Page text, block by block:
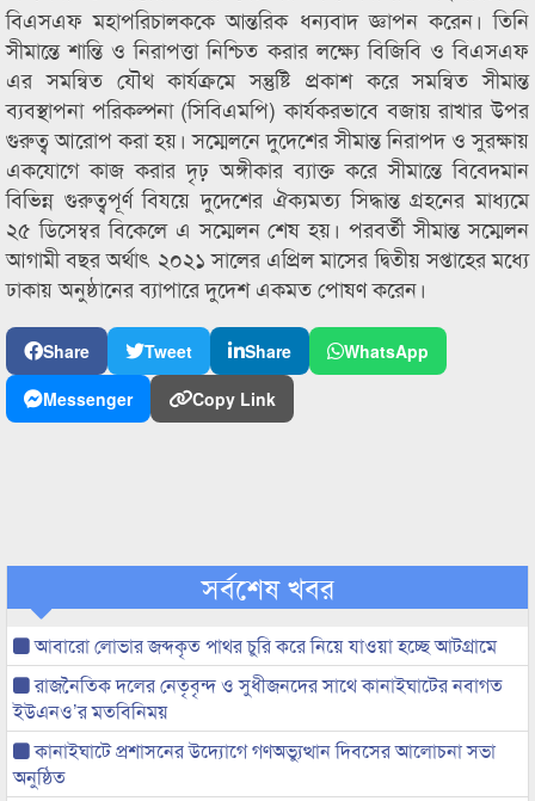
বিএসএফ মহাপরিচালককে আন্তরিক ধন্যবাদ জ্ঞাপন করেন। তিনি
সীমান্তে শান্তি ও নিরাপত্তা নিশ্চিত করার লক্ষ্যে বিজিবি ও বিএসএফ
এর সমন্বিত যৌথ কার্যক্রমে সন্তুষ্টি প্রকাশ করে সমন্বিত সীমান্ত
ব্যবস্থাপনা পরিকল্পনা (সিবিএমপি) কার্যকরভাবে বজায় রাখার উপর
গুরুত্ব আরোপ করা হয়। সম্মেলনে দুদেশের সীমান্ত নিরাপদ ও সুরক্ষায়
একযোগে কাজ করার দৃঢ় অঙ্গীকার ব্যাক্ত করে সীমান্তে বিবেদমান
বিভিন্ন গুরুত্বপূর্ণ বিযয়ে দুদেশের ঐক্যমত্য সিদ্ধান্ত গ্রহনের মাধ্যমে
২৫ ডিসেম্বর বিকেলে এ সম্মেলন শেষ হয়। পরবর্তী সীমান্ত সম্মেলন
আগামী বছর অর্থাৎ ২০২১ সালের এপ্রিল মাসের দ্বিতীয় সপ্তাহের মধ্যে
ঢাকায় অনুষ্ঠানের ব্যাপারে দুদেশ একমত পোষণ করেন।
Share Tweet Share
WhatsApp
Messenger
Copy Link
সর্বশেষ খবর
আবারো লোভার জব্দকৃত পাথর চুরি করে নিয়ে যাওয়া হচ্ছে আটগ্রামে
রাজনৈতিক দলের নেতৃবৃন্দ ও সুধীজনদের সাথে কানাইঘাটের নবাগত
ইউএনও’র মতবিনিময়
কানাইঘাটে প্রশাসনের উদ্যোগে গণঅভ্যুত্থান দিবসের আলোচনা সভা
অনুষ্ঠিত